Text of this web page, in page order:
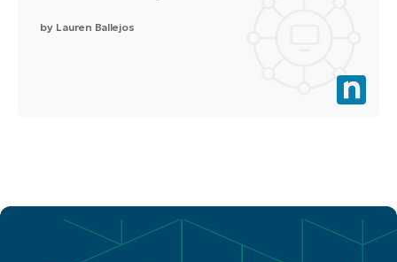
by Lauren Ballejos